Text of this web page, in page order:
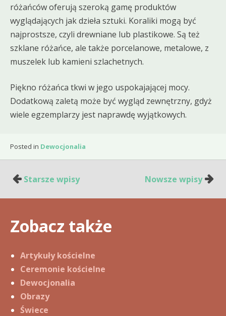
różańców oferują szeroką gamę produktów
wyglądających jak dzieła sztuki. Koraliki mogą być
najprostsze, czyli drewniane lub plastikowe. Są też
szklane różańce, ale także porcelanowe, metalowe, z
muszelek lub kamieni szlachetnych.
Piękno różańca tkwi w jego uspokajającej mocy.
Dodatkową zaletą może być wygląd zewnętrzny, gdyż
wiele egzemplarzy jest naprawdę wyjątkowych.
Posted in Dewocjonalia
Nawigacja
Starsze wpisy Nowsze wpisy
Zobacz także
Artykuły kościelne
Ceremonie kościelne
Dewocjonalia
Obrazy
Świece